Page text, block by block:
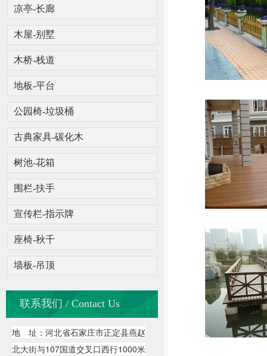
凉亭-长廊
木屋-别墅
木桥-栈道
地板-平台
公园椅-垃圾桶
古典家具-碳化木
树池-花箱
围栏-扶手
宣传栏-指示牌
座椅-秋千
墙板-吊顶
联系我们 / Contact Us
地 址：河北省石家庄市正定县燕赵
北大街与107国道交叉口西行1000米